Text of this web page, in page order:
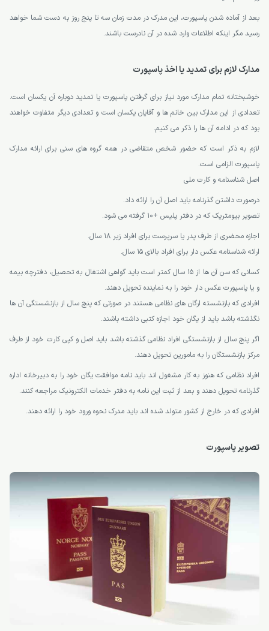
بعد از آماده شدن پاسپورت، این مدرک در مدت زمان سه تا پنج روز به دست شما خواهد
رسید مگر اینکه اطلاعات وارد شده در آن نادرست باشند.
مدارک لازم برای تمدید یا اخذ پاسپورت
خوشبختانه تمام مدارک مورد نیاز برای گرفتن پاسپورت یا تمدید دوباره آن یکسان است.
تعدادی از این مدارک بین خانم ها و آقایان یکسان است و تعدادی دیگر متفاوت خواهند
بود که در ادامه آن ها را ذکر می کنیم.
لازم به ذکر است که حضور شخص متقاضی در همه گروه های سنی برای ارائه مدارک
پاسپورت الزامی است.
اصل شناسنامه و کارت ملی
درصورت داشتن گذرنامه باید اصل آن را ارائه داد.
تصویر بیومتریک که در دفتر پلیس +10 گرفته می شود.
اجازه محضری از طرف پدر یا سرپرست برای افراد زیر 18 سال.
ارائه شناسنامه عکس دار برای افراد بالای 15 سال.
کسانی که سن آن ها از 15 سال کمتر است باید گواهی اشتغال به تحصیل، دفترچه بیمه
و یا پاسپورت عکس دار خود را به نماینده تحویل دهند.
افرادی که بازنشسته ارگان های نظامی هستند در صورتی که پنج سال از بازنشستگی آن ها
نگذشته باشد باید از یگان خود اجازه کتبی داشته باشند.
اگر پنج سال از بازنشستگی افراد نظامی گذشته باشد باید اصل و کپی کارت خود از طرف
مرکز بازنشستگان را به مامورین تحویل دهند.
افراد نظامی که هنوز به کار مشغول اند باید نامه موافقت یگان خود را به دبیرخانه اداره
گذرنامه تحویل دهند و بعد از ثبت این نامه به دفتر خدمات الکترونیک مراجعه کنند.
افرادی که در خارج از کشور متولد شده اند باید مدرک نحوه ورود خود را ارائه دهند.
تصویر پاسپورت